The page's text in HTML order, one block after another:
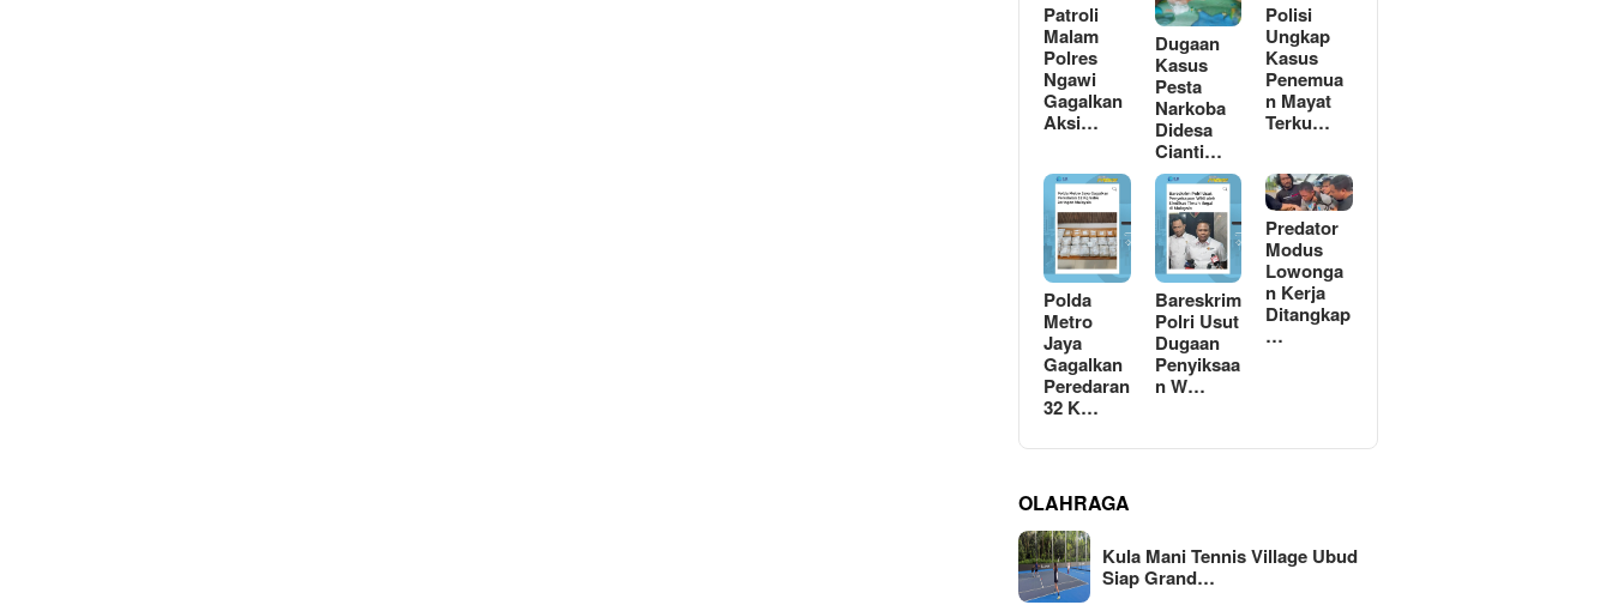
Patroli
Malam
Polres
Ngawi
Gagalkan
Aksi…
Dugaan
Kasus
Pesta
Narkoba
Didesa
Cianti…
Polisi
Ungkap
Kasus
Penemua
n Mayat
Terku…
Polda
Metro
Jaya
Gagalkan
Peredaran
32 K…
Bareskrim
Polri Usut
Dugaan
Penyiksaa
n W…
Predator
Modus
Lowonga
n Kerja
Ditangkap
…
OLAHRAGA
Kula Mani Tennis Village Ubud
Siap Grand…